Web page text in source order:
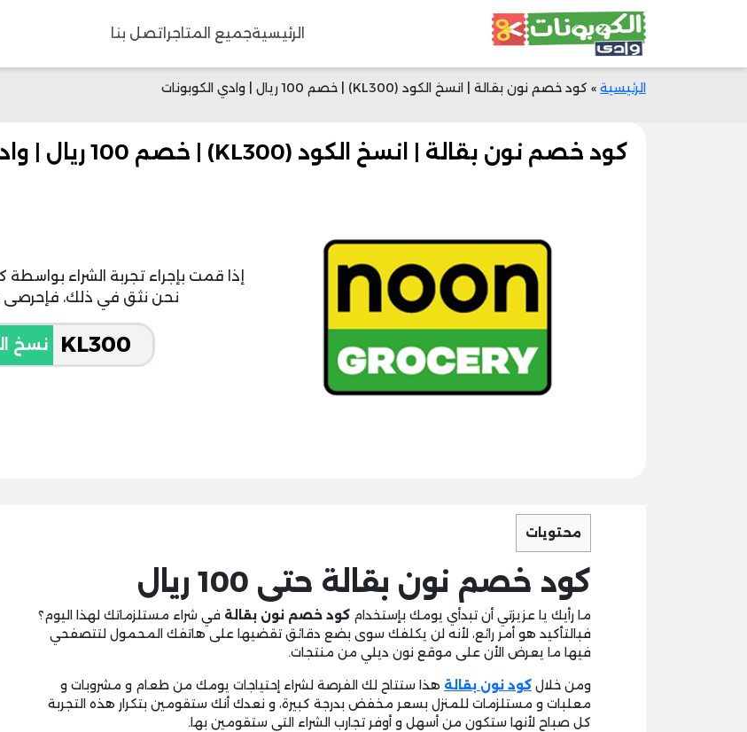
الرئيسيةجميع المتاجر اتصل بنا
الرئيسية » كود خصم نون بقالة | انسخ الكود (KL300) | خصم 100 ريال | وادي الكوبونات
كود خصم نون بقالة | انسخ الكود (KL300) | خصم 100 ريال | وادي الكوبونات
نحن نثق في ذلك، فإحرصى
نسخ
محتويات
كود خصم نون بقالة حتى 100 ريال
ما رأيك يا عزيزتي أن تبدأي يومك بإستخدام كود خصم نون بقالة في شراء مستلزماتك لهذا اليوم؟
فبالتأكيد هو أمر رائع، لأنه لن يكلفك سوى بضع دقائق تقضيها على هاتفك المحمول لتتصفحي
فيها ما يعرض الأن على موقع نون ديلي من منتجات.
ومن خلال كود نون بقالة هذا ستتاح لك الفرصة لشراء إحتياجات يومك من طعام و مشروبات و
معلبات و مستلزمات للمنزل بسعر مخفض بدرجة كبيرة، و نعدك أنك ستقومين بتكرار هذه التجربة
كل صباح لأنها ستكون من أسهل و أوفر تجارب الشراء التي ستقومين بها.